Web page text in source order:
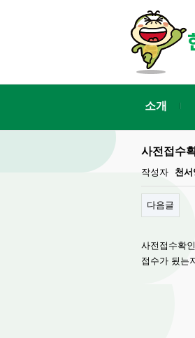
소개
사전접수
작성자 천서
다음글
사전접수확
접수가 됬는